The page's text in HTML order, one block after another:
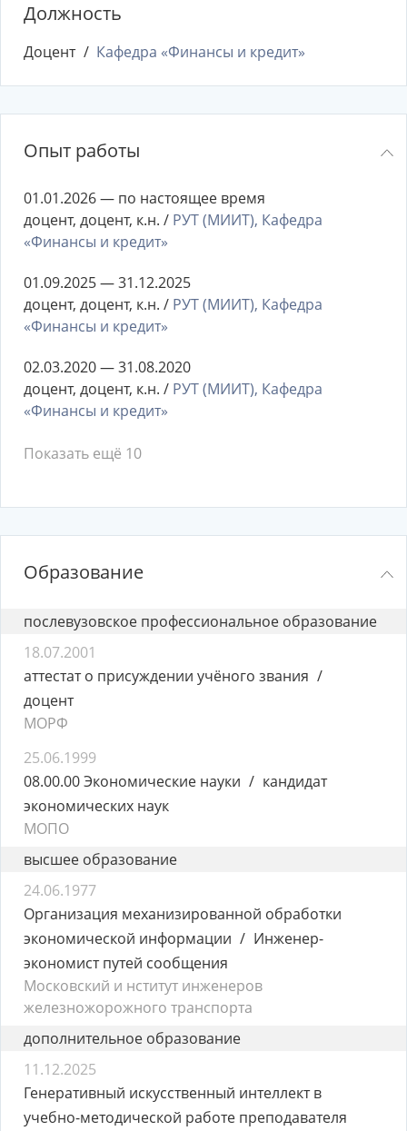
Должность
Доцент Кафедра «Финансы и кредит»
Опыт работы
01.01.2026 — по настоящее время
доцент, доцент, к.н. / РУТ (МИИТ), Кафедра
«Финансы и кредит»
01.09.2025 — 31.12.2025
доцент, доцент, к.н. / РУТ (МИИТ), Кафедра
«Финансы и кредит»
02.03.2020 — 31.08.2020
доцент, доцент, к.н. / РУТ (МИИТ), Кафедра
«Финансы и кредит»
Показать ещё 10
Образование
послевузовское профессиональное образование
18.07.2001
аттестат о присуждении учёного звания
доцент
МОРФ
25.06.1999
08.00.00 Экономические науки
кандидат
экономических наук
МОПО
высшее образование
24.06.1977
Организация механизированной обработки
экономической информации
Инженер-
экономист путей сообщения
Московский и нститут инженеров
железножорожного транспорта
дополнительное образование
11.12.2025
Генеративный искусственный интеллект в
учебно-методической работе преподавателя